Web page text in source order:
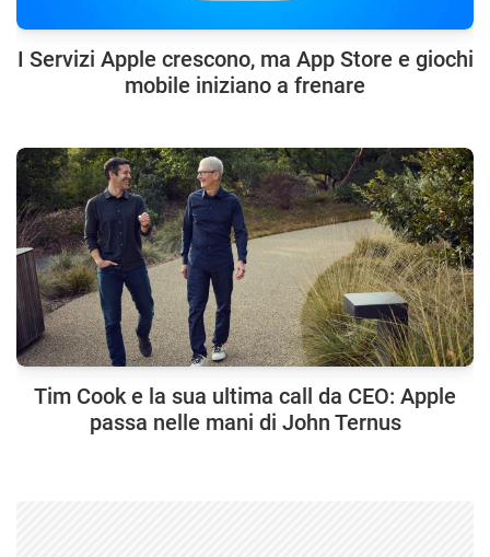
I Servizi Apple crescono, ma App Store e giochi
mobile iniziano a frenare
Tim Cook e la sua ultima call da CEO: Apple
passa nelle mani di John Ternus